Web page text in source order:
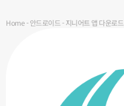
Home-안드로이드-지니어트 앱 다운로드